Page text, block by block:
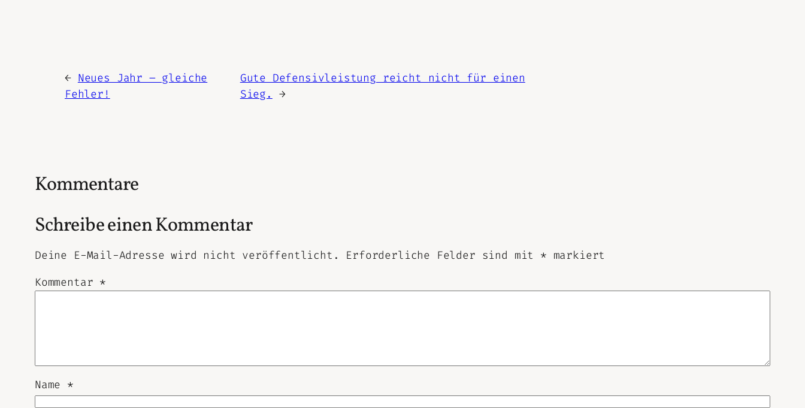
← Neues Jahr – gleiche
Fehler!
Gute Defensivleistung reicht nicht für einen
Sieg.
→
Kommentare
Schreibe einen Kommentar
Deine E-Mail-Adresse wird nicht veröffentlicht. Erforderliche Felder sind mit * markiert
Kommentar *
Name *